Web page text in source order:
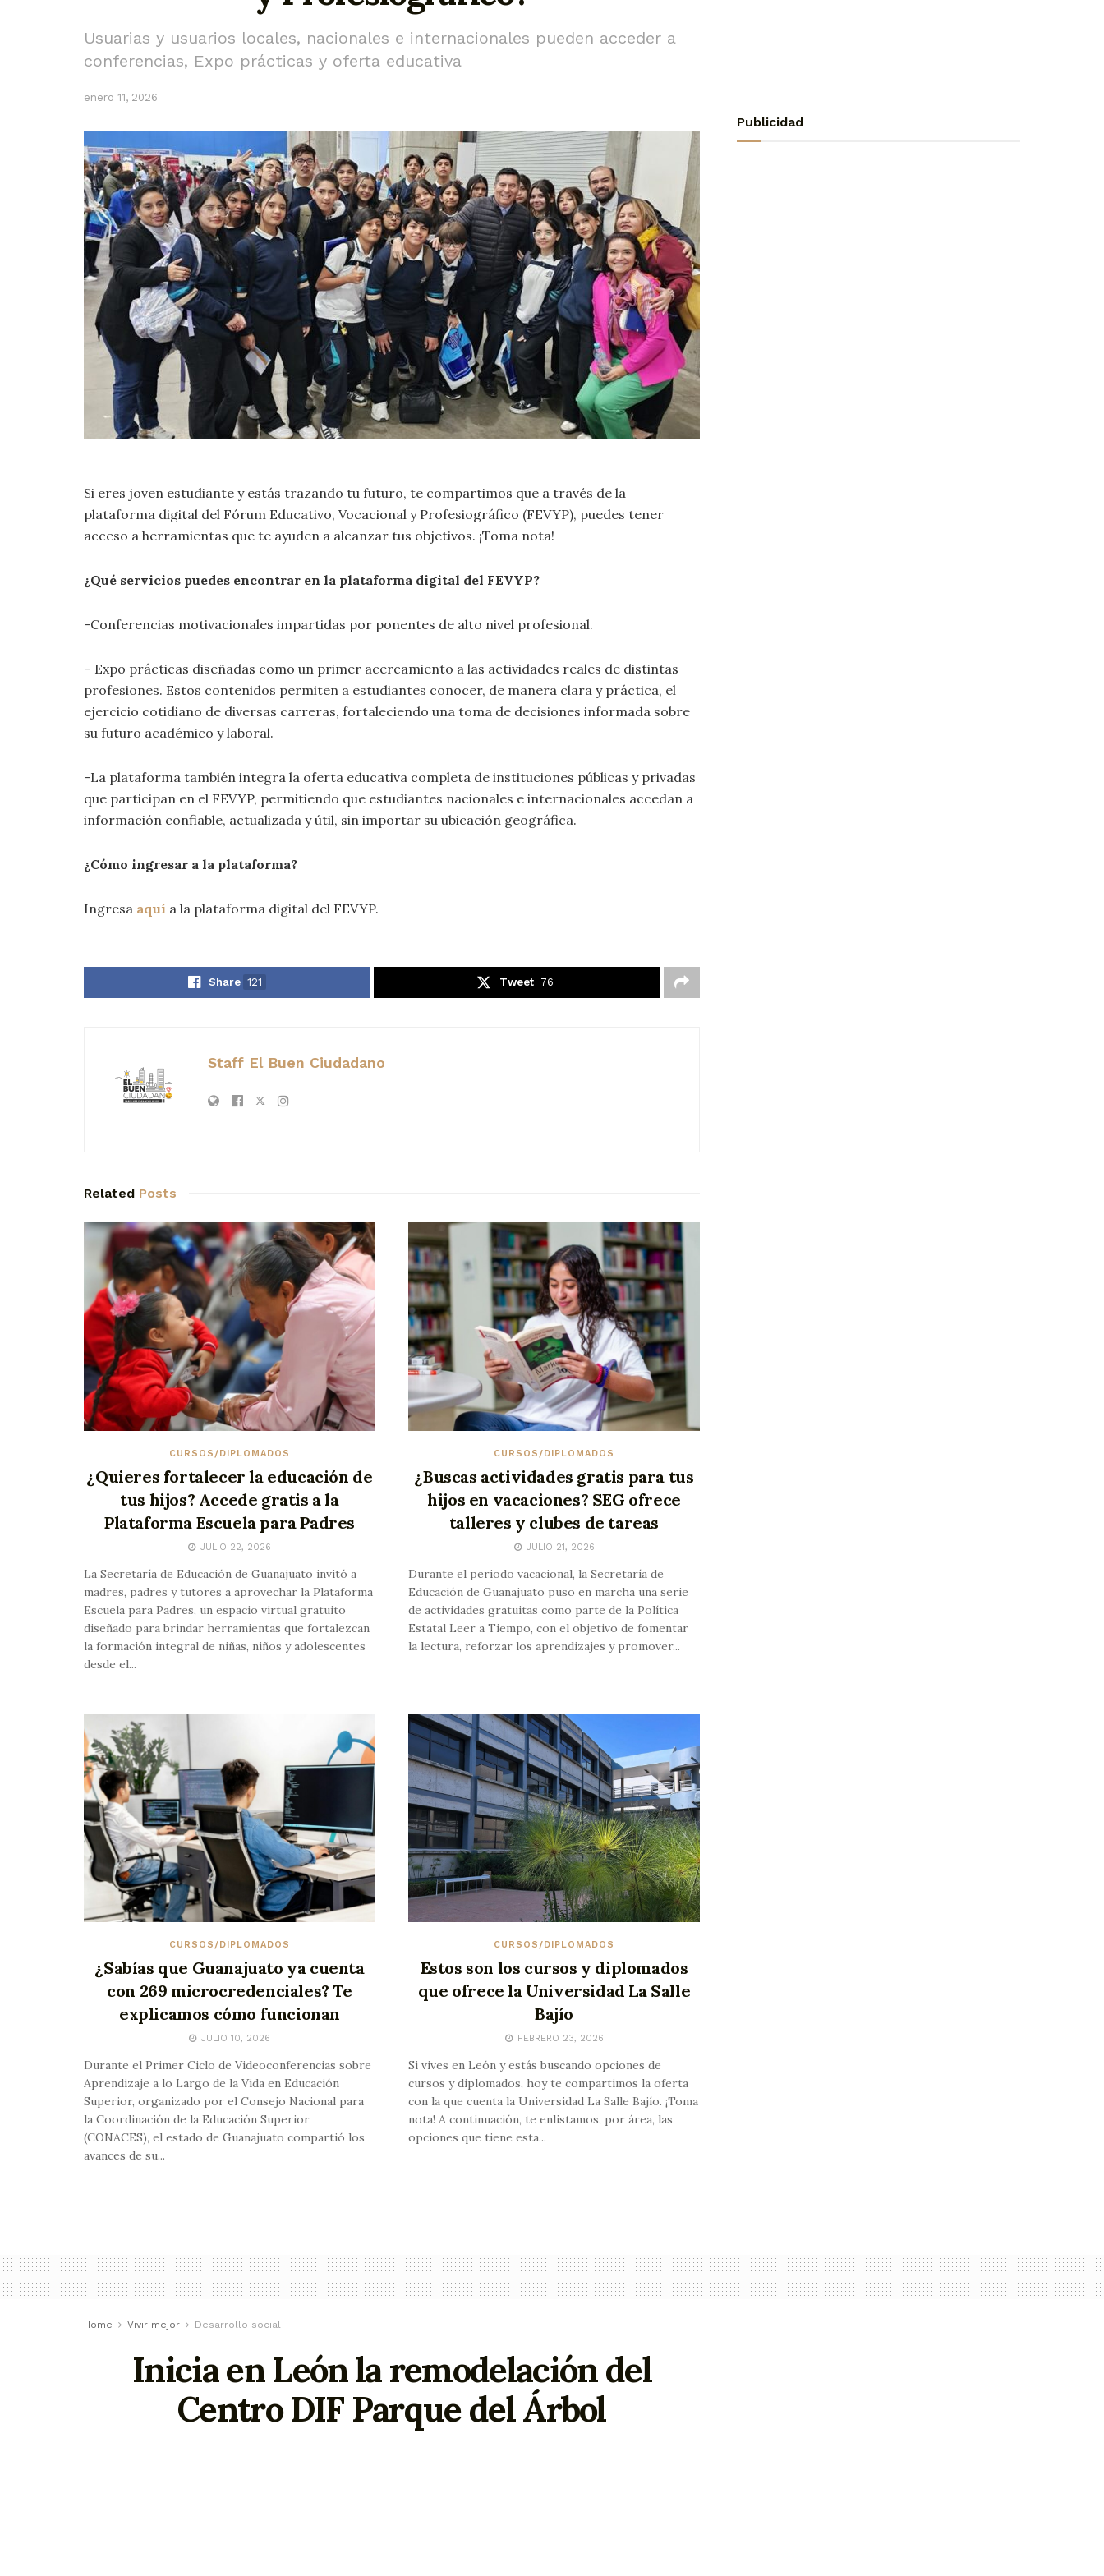
Usuarias y usuarios locales, nacionales e internacionales pueden acceder a
conferencias, Expo prácticas y oferta educativa
enero 11, 2026
Si eres joven estudiante y estás trazando tu futuro, te compartimos que a través de la
plataforma digital del Fórum Educativo, Vocacional y Profesiográfico (FEVYP), puedes tener
acceso a herramientas que te ayuden a alcanzar tus objetivos. ¡Toma nota!
¿Qué servicios puedes encontrar en la plataforma digital del FEVYP?
-Conferencias motivacionales impartidas por ponentes de alto nivel profesional.
– Expo prácticas diseñadas como un primer acercamiento a las actividades reales de distintas
profesiones. Estos contenidos permiten a estudiantes conocer, de manera clara y práctica, el
ejercicio cotidiano de diversas carreras, fortaleciendo una toma de decisiones informada sobre
su futuro académico y laboral.
-La plataforma también integra la oferta educativa completa de instituciones públicas y privadas
que participan en el FEVYP, permitiendo que estudiantes nacionales e internacionales accedan a
información confiable, actualizada y útil, sin importar su ubicación geográfica.
¿Cómo ingresar a la plataforma?
Ingresa aquí a la plataforma digital del FEVYP.
Share 121 Tweet 76
Staff El Buen Ciudadano
Related Posts
CURSOS/DIPLOMADOS
¿Quieres fortalecer la educación de
tus hijos? Accede gratis a la
Plataforma Escuela para Padres
JULIO 22, 2026
La Secretaría de Educación de Guanajuato invitó a
madres, padres y tutores a aprovechar la Plataforma
Escuela para Padres, un espacio virtual gratuito
diseñado para brindar herramientas que fortalezcan
la formación integral de niñas, niños y adolescentes
desde el...
CURSOS/DIPLOMADOS
¿Buscas actividades gratis para tus
hijos en vacaciones? SEG ofrece
talleres y clubes de tareas
JULIO 21, 2026
Durante el periodo vacacional, la Secretaría de
Educación de Guanajuato puso en marcha una serie
de actividades gratuitas como parte de la Política
Estatal Leer a Tiempo, con el objetivo de fomentar
la lectura, reforzar los aprendizajes y promover...
CURSOS/DIPLOMADOS
¿Sabías que Guanajuato ya cuenta
con 269 microcredenciales? Te
explicamos cómo funcionan
JULIO 10, 2026
Durante el Primer Ciclo de Videoconferencias sobre
Aprendizaje a lo Largo de la Vida en Educación
Superior, organizado por el Consejo Nacional para
la Coordinación de la Educación Superior
(CONACES), el estado de Guanajuato compartió los
avances de su...
CURSOS/DIPLOMADOS
Estos son los cursos y diplomados
que ofrece la Universidad La Salle
Bajío
FEBRERO 23, 2026
Si vives en León y estás buscando opciones de
cursos y diplomados, hoy te compartimos la oferta
con la que cuenta la Universidad La Salle Bajío. ¡Toma
nota! A continuación, te enlistamos, por área, las
opciones que tiene esta...
Publicidad
Home Vivir mejor Desarrollo social
Inicia en León la remodelación del
Centro DIF Parque del Árbol